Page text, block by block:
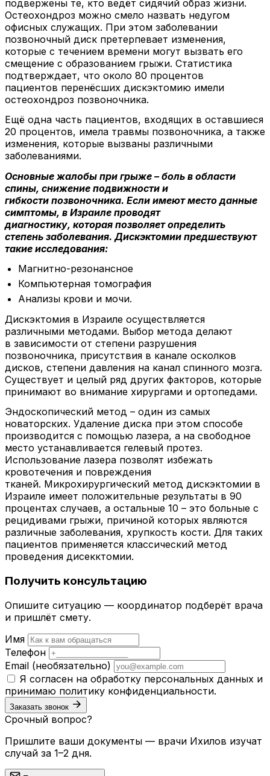
подвержены те, кто ведёт сидячий образ жизни.
Остеохондроз можно смело назвать недугом
офисных служащих. При этом заболевании
позвоночный диск претерпевает изменения,
которые с течением времени могут вызвать его
смещение с образованием грыжи. Статистика
подтверждает, что около 80 процентов
пациентов перенёсших дискэктомию имели
остеохондроз позвоночника.
Ещё одна часть пациентов, входящих в оставшиеся
20 процентов, имела травмы позвоночника, а также
изменения, которые вызваны различными
заболеваниями.
Основные жалобы при грыже – боль в области
спины, снижение подвижности и
гибкости позвоночника. Если имеют место данные
симптомы, в Израиле проводят
диагностику, которая позволяет определить
степень заболевания. Дискэктомии предшествуют
такие исследования:
Магнитно-резонансное
Компьютерная томография
Анализы крови и мочи.
Дискэктомия в Израиле осуществляется
различными методами. Выбор метода делают
в зависимости от степени разрушения
позвоночника, присутствия в канале осколков
дисков, степени давления на канал спинного мозга.
Существует и целый ряд других факторов, которые
принимают во внимание хирургами и ортопедами.
Эндоскопический метод – один из самых
новаторских. Удаление диска при этом способе
производится с помощью лазера, а на свободное
место устанавливается гелевый протез.
Использование лазера позволят избежать
кровотечения и повреждения
тканей. Микрохирургический метод дискэктомии в
Израиле имеет положительные результаты в 90
процентах случаев, а остальные 10 – это больные с
рецидивами грыжи, причиной которых являются
различные заболевания, хрупкость кости. Для таких
пациентов применяется классический метод
проведения дисекктомии.
Получить консультацию
Опишите ситуацию — координатор подберёт врача
и пришлёт смету.
Имя
Телефон
Email (необязательно)
Я согласен на обработку персональных данных и
принимаю политику конфиденциальности.
Заказать звонок
Срочный вопрос?
Пришлите ваши документы — врачи Ихилов изучат
случай за 1–2 дня.